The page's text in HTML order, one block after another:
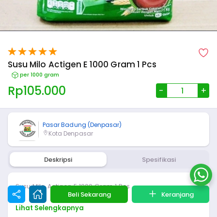
Susu Milo Actigen E 1000 Gram 1 Pcs
per 1000 gram
Rp105.000 - +
Pasar Badung (Denpasar)
Kota Denpasar
Deskripsi Spesifikasi
Susu Milo Actigen E 1000 Gram 1 Pcs
Lihat Selengkapnya
Beli Sekarang Keranjang